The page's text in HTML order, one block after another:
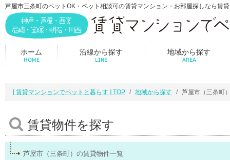
芦屋市三条町のペットOK・ペット相談可の賃貸マンション・お部屋探しなら賃
ホーム
HOME
沿線から探す
LINE
地域から探す
AREA
[ 賃貸マンションでペットと暮らす ] TOP 地域から探す 芦屋市（三条町
賃貸物件を探す
芦屋市（三条町）の賃貸物件一覧